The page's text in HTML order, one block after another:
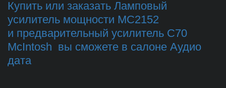
Купить или заказать Ламповый
усилитель мощности MC2152
и предварительный усилитель C70
McIntosh вы сможете в салоне Аудио
дата